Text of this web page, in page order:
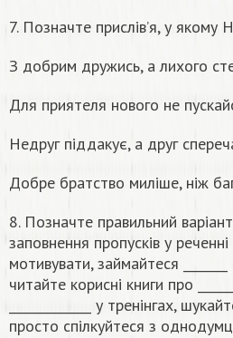
7. Позначте прислів’я, у якому
З добрим дружись, а лихого
Для приятеля нового не
Недруг піддакує, а друг
Добре братство миліше, ніж
8. Позначте правильний
заповнення пропусків у
мотивувати, займайтеся
читайте корисні книги про
_____________ у тренінгах,
просто спілкуйтеся з